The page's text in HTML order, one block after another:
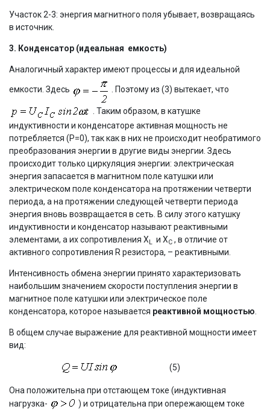
Участок 2-3: энергия магнитного поля убывает, возвращаясь
в источник.
3. Конденсатор (идеальная емкость)
Аналогичный характер имеют процессы и для идеальной
емкости. Здесь . Поэтому из (3) вытекает, что
. Таким образом, в катушке
индуктивности и конденсаторе активная мощность не
потребляется (Р=0), так как в них не происходит необратимого
преобразования энергии в другие виды энергии. Здесь
происходит только циркуляция энергии: электрическая
энергия запасается в магнитном поле катушки или
электрическом поле конденсатора на протяжении четверти
периода, а на протяжении следующей четверти периода
энергия вновь возвращается в сеть. В силу этого катушку
индуктивности и конденсатор называют реактивными
элементами, а их сопротивления ХL и ХС , в отличие от
активного сопротивления R резистора, – реактивными.
Интенсивность обмена энергии принято характеризовать
наибольшим значением скорости поступления энергии в
магнитное поле катушки или электрическое поле
конденсатора, которое называется реактивной мощностью
В общем случае выражение для реактивной мощности имеет
вид:
(5)
Она положительна при отстающем токе (индуктивная
нагрузка-
) и отрицательна при опережающем токе